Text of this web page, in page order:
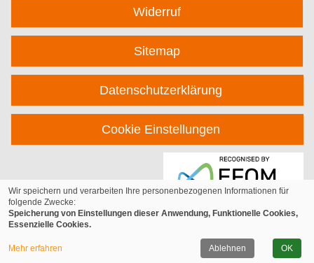
Widerruf
Sitemap
Datenschutzerklärung
Cookie Einstellungen
Wir speichern und verarbeiten Ihre personenbezogenen Informationen für
folgende Zwecke:
Speicherung von Einstellungen dieser Anwendung, Funktionelle Cookies,
Essenzielle Cookies.
Mehr erfahren Ablehnen OK